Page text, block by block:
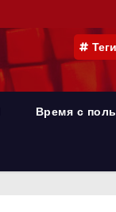
Теги
Время с